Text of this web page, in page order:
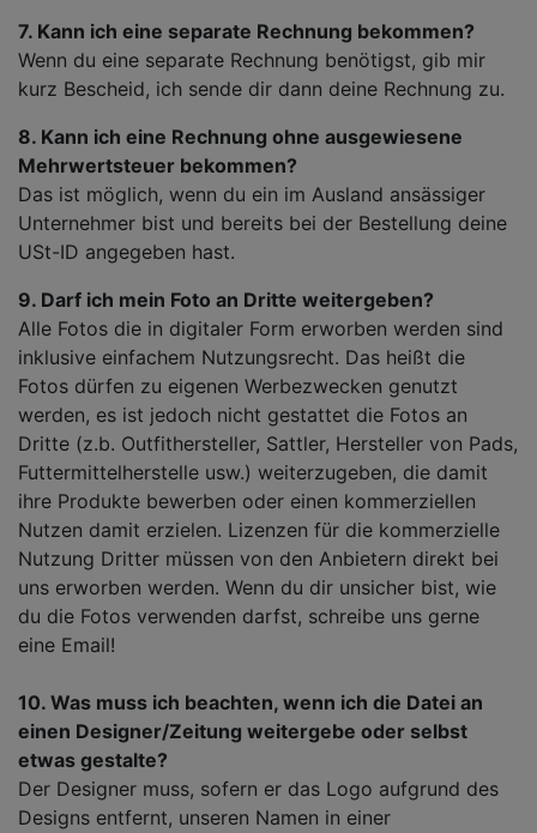
7. Kann ich eine separate Rechnung bekommen?
Wenn du eine separate Rechnung benötigst, gib mir
kurz Bescheid, ich sende dir dann deine Rechnung zu.
8. Kann ich eine Rechnung ohne ausgewiesene
Mehrwertsteuer bekommen?
Das ist möglich, wenn du ein im Ausland ansässiger
Unternehmer bist und bereits bei der Bestellung deine
USt-ID angegeben hast.
9. Darf ich mein Foto an Dritte weitergeben?
Alle Fotos die in digitaler Form erworben werden sind
inklusive einfachem Nutzungsrecht. Das heißt die
Fotos dürfen zu eigenen Werbezwecken genutzt
werden, es ist jedoch nicht gestattet die Fotos an
Dritte (z.b. Outfithersteller, Sattler, Hersteller von Pads,
Futtermittelherstelle usw.) weiterzugeben, die damit
ihre Produkte bewerben oder einen kommerziellen
Nutzen damit erzielen. Lizenzen für die kommerzielle
Nutzung Dritter müssen von den Anbietern direkt bei
uns erworben werden. Wenn du dir unsicher bist, wie
du die Fotos verwenden darfst, schreibe uns gerne
eine Email!
10. Was muss ich beachten, wenn ich die Datei an
einen Designer/Zeitung weitergebe oder selbst
etwas gestalte?
Der Designer muss, sofern er das Logo aufgrund des
Designs entfernt, unseren Namen in einer